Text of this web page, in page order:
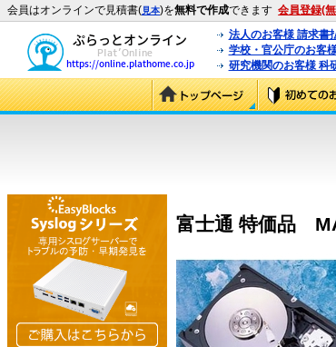
会員はオンラインで見積書(見本)を無料で作成できます 会員登録(
法人のお客様 請求書
学校・官公庁のお客
研究機関のお客様 科
富士通 特価品